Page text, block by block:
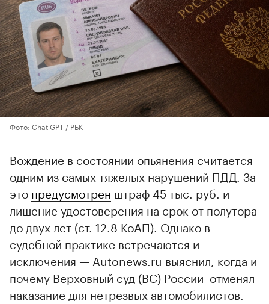
Фото: Chat GPT / РБК
Вождение в состоянии опьянения считается
одним из самых тяжелых нарушений ПДД. За
это предусмотрен штраф 45 тыс. руб. и
лишение удостоверения на срок от полутора
до двух лет (ст. 12.8 КоАП). Однако в
судебной практике встречаются и
исключения — Autonews.ru выяснил, когда и
почему Верховный суд (ВС) России отменял
наказание для нетрезвых автомобилистов.